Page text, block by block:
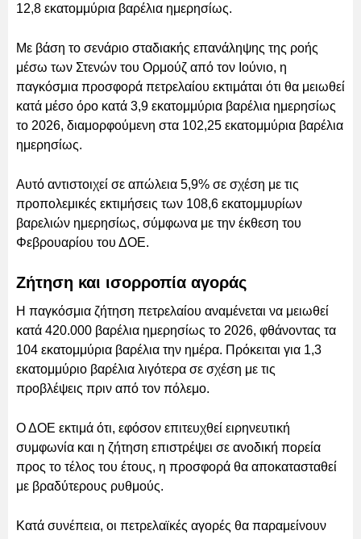
12,8 εκατομμύρια βαρέλια ημερησίως.
Με βάση το σενάριο σταδιακής επανάληψης της ροής
μέσω των Στενών του Ορμούζ από τον Ιούνιο, η
παγκόσμια προσφορά πετρελαίου εκτιμάται ότι θα μειωθεί
κατά μέσο όρο κατά 3,9 εκατομμύρια βαρέλια ημερησίως
το 2026, διαμορφούμενη στα 102,25 εκατομμύρια βαρέλια
ημερησίως.
Αυτό αντιστοιχεί σε απώλεια 5,9% σε σχέση με τις
προπολεμικές εκτιμήσεις των 108,6 εκατομμυρίων
βαρελιών ημερησίως, σύμφωνα με την έκθεση του
Φεβρουαρίου του ΔΟΕ.
Ζήτηση και ισορροπία αγοράς
Η παγκόσμια ζήτηση πετρελαίου αναμένεται να μειωθεί
κατά 420.000 βαρέλια ημερησίως το 2026, φθάνοντας τα
104 εκατομμύρια βαρέλια την ημέρα. Πρόκειται για 1,3
εκατομμύριο βαρέλια λιγότερα σε σχέση με τις
προβλέψεις πριν από τον πόλεμο.
Ο ΔΟΕ εκτιμά ότι, εφόσον επιτευχθεί ειρηνευτική
συμφωνία και η ζήτηση επιστρέψει σε ανοδική πορεία
προς το τέλος του έτους, η προσφορά θα αποκατασταθεί
με βραδύτερους ρυθμούς.
Κατά συνέπεια, οι πετρελαϊκές αγορές θα παραμείνουν